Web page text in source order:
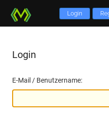
Login
Login
E-Mail / Benutzername: